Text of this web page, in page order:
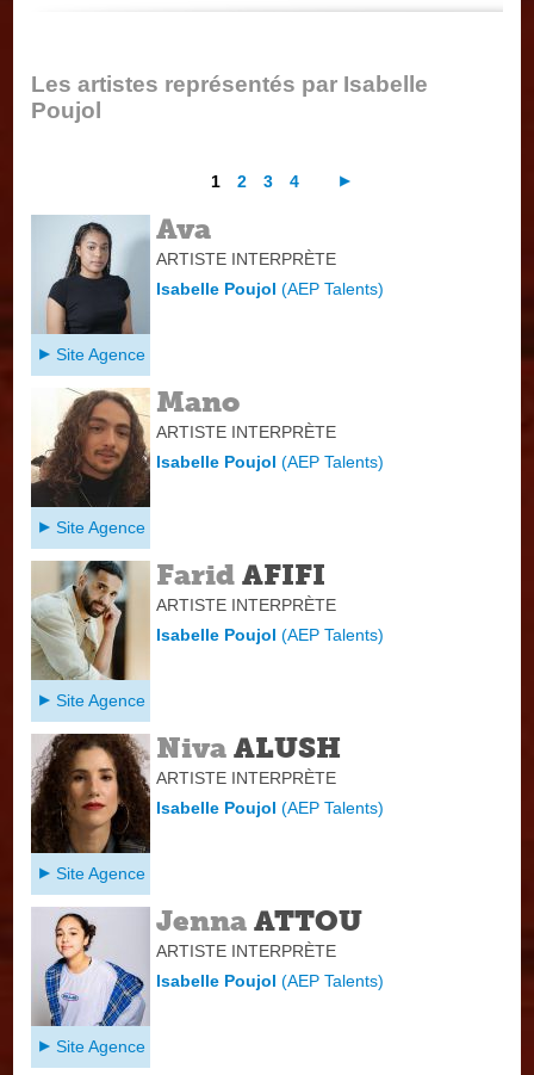
Les artistes représentés par Isabelle
Poujol
1 2 3 4
Ava
ARTISTE INTERPRÈTE
Isabelle Poujol(AEP Talents)
Site Agence
Mano
ARTISTE INTERPRÈTE
Isabelle Poujol(AEP Talents)
Site Agence
Farid AFIFI
ARTISTE INTERPRÈTE
Isabelle Poujol(AEP Talents)
Site Agence
Niva ALUSH
ARTISTE INTERPRÈTE
Isabelle Poujol(AEP Talents)
Site Agence
Jenna ATTOU
ARTISTE INTERPRÈTE
Isabelle Poujol(AEP Talents)
Site Agence